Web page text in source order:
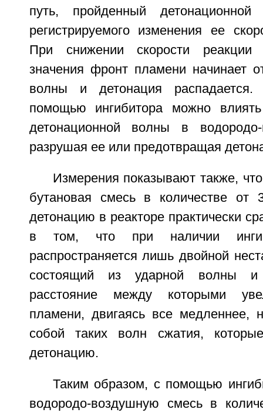
путь, пройденный
регистрируемого изменения ее
При снижении скорости реакции
значения фронт пламени начинает
волны и детонация
помощью ингибитора можно влиять
детонационной волны в
разрушая ее или предотвращая
Измерения показывают также,
бутановая смесь в количестве от
детонацию в реакторе практически
в том, что при наличии
распространяется лишь двойной
состоящий из ударной волны
расстояние между которыми
пламени, двигаясь все медленнее,
собой таких волн сжатия,
детонацию.
Таким образом, с помощью
водородо-воздушную смесь в